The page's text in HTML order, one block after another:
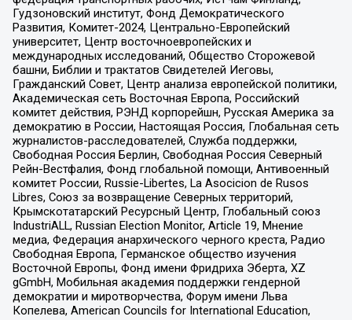
Гудзоновский институт, Фонд Демократического
Развития, Комитет-2024, Центрально-Европейский
университет, Центр восточноевропейских и
международных исследований, Общество Сторожевой
башни, Библии и трактатов Свидетелей Иеговы,
Гражданский Совет, Центр анализа европейской политики,
Академическая сеть Восточная Европа, Российский
комитет действия, РЭНД корпорейшн, Русская Америка за
демократию в России, Настоящая Россия, Глобальная сеть
журналистов-расследователей, Служба поддержки,
Свободная Россия Берлин, Свободная Россия Северный
Рейн-Вестфалия, Фонд глобальной помощи, Антивоенный
комитет России, Russie-Libertes, La Asocicion de Rusos
Libres, Союз за возвращение Северных территорий,
Крымскотатарский Ресурсный Центр, Глобальный союз
IndustriALL, Russian Election Monitor, Article 19, Мнение
медиа, Федерация анархического черного креста, Радио
Свободная Европа, Германское общество изучения
Восточной Европы, Фонд имени Фридриха Эберта, XZ
gGmbH, Мобильная академия поддержки гендерной
демократии и миротворчества, Форум имени Льва
Копелева, American Councils for International Education,